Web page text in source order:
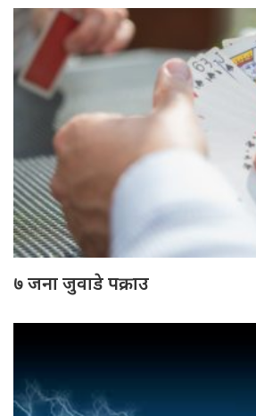
७ जना जुवाडे पक्राउ